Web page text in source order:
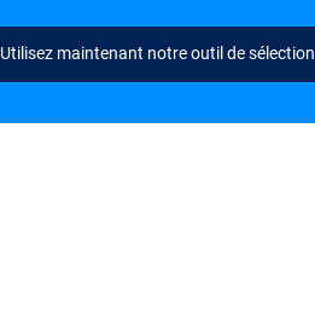
Utilisez maintenant notre outil de sélection